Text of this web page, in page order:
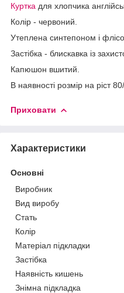
Куртка для хлопчика
Колір - червоний.
Утеплена синтепоном і
Застібка - блискавка із
Капюшон вшитий.
В наявності розмір на ріст
Приховати
Характеристики
Основні
Виробник
Вид виробу
Стать
Колір
Матеріал підкладки
Застібка
Наявність кишень
Знімна підкладка